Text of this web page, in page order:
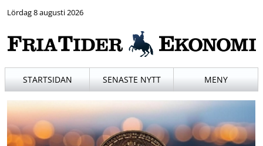
Lördag 8 augusti 2026
STARTSIDAN SENASTE NYTT MENY